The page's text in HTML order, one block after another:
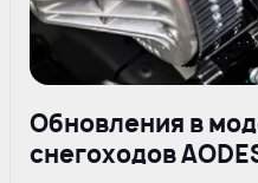
Обновления в
снегоходов